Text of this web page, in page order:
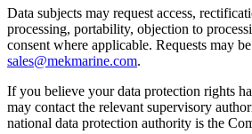
Data subjects may request access,
processing, portability, objection to
consent where applicable. Requests may
sales@mekmarine.com.
If you believe your data protection rights
may contact the relevant supervisory
national data protection authority is the